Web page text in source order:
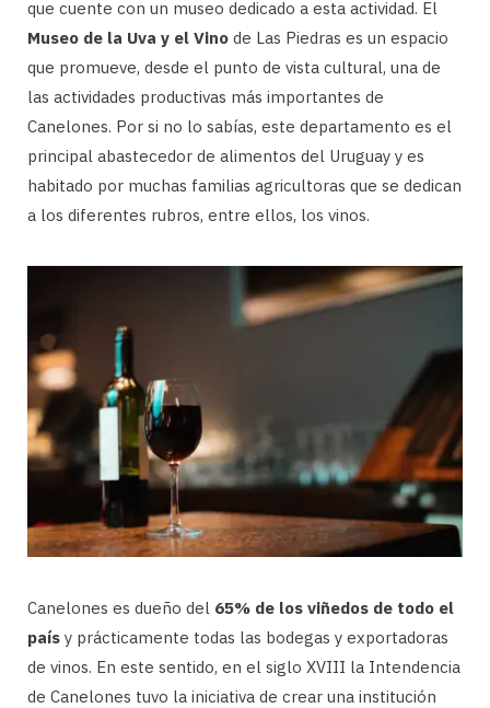
que cuente con un museo dedicado a esta actividad. El
Museo de la Uva y el Vino de Las Piedras es un espacio
que promueve, desde el punto de vista cultural, una de
las actividades productivas más importantes de
Canelones. Por si no lo sabías, este departamento es el
principal abastecedor de alimentos del Uruguay y es
habitado por muchas familias agricultoras que se dedican
a los diferentes rubros, entre ellos, los vinos.
Canelones es dueño del 65% de los viñedos de todo el
país y prácticamente todas las bodegas y exportadoras
de vinos. En este sentido, en el siglo XVIII la Intendencia
de Canelones tuvo la iniciativa de crear una institución